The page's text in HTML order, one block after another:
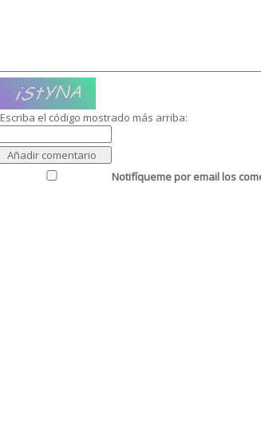
Escriba el código mostrado más arriba:
Notifíqueme por email los